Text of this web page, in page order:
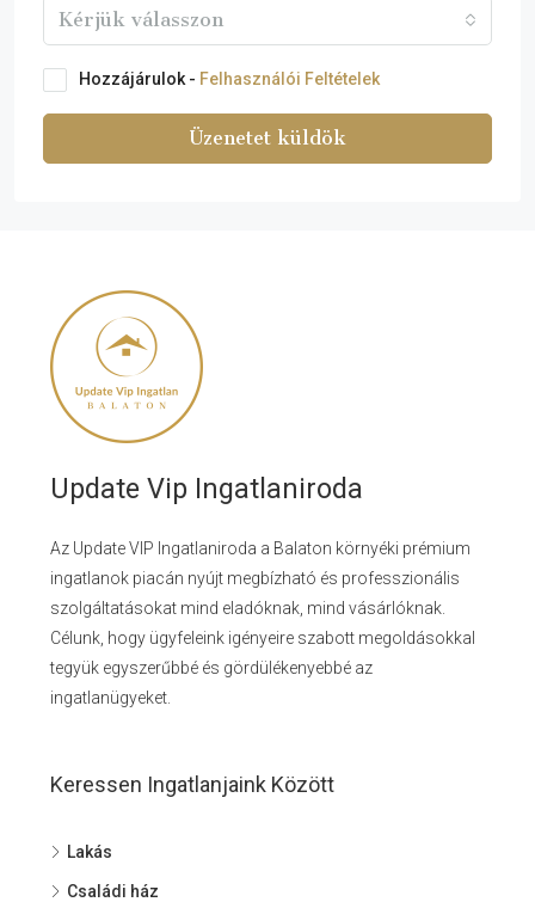
Kérjük válasszon
Hozzájárulok - Felhasználói Feltételek
Üzenetet küldök
Update Vip Ingatlaniroda
Az Update VIP Ingatlaniroda a Balaton környéki prémium
ingatlanok piacán nyújt megbízható és professzionális
szolgáltatásokat mind eladóknak, mind vásárlóknak.
Célunk, hogy ügyfeleink igényeire szabott megoldásokkal
tegyük egyszerűbbé és gördülékenyebbé az
ingatlanügyeket.
Keressen Ingatlanjaink Között
Lakás
Családi ház